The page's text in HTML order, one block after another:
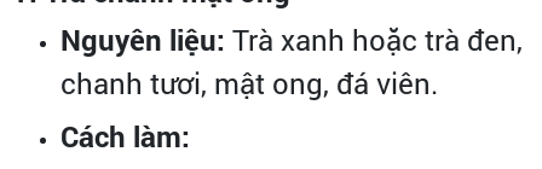
Nguyên liệu: Trà xanh hoặc trà đen,
chanh tươi, mật ong, đá viên.
Cách làm: